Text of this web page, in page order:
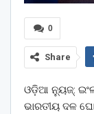
0
Share
ଓଡ଼ିଆ ନ୍ୟୁଜ୍:
ଭାରତୀୟ ଦଳ